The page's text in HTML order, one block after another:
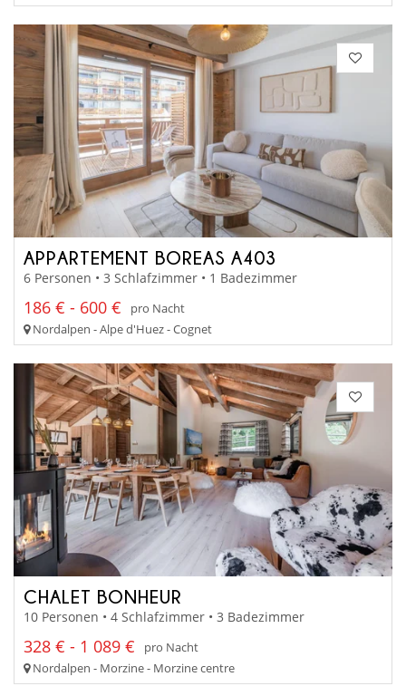
APPARTEMENT BOREAS A403
6 Personen • 3 Schlafzimmer • 1 Badezimmer
186 € - 600 €
pro Nacht
Nordalpen - Alpe d'Huez - Cognet
CHALET BONHEUR
10 Personen • 4 Schlafzimmer • 3 Badezimmer
328 € - 1 089 €
pro Nacht
Nordalpen - Morzine - Morzine centre